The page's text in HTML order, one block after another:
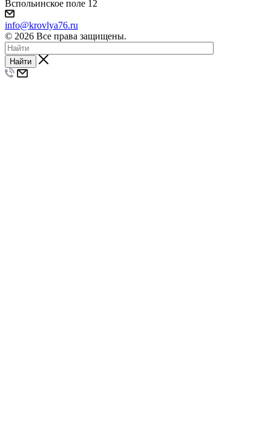
Вспольинское поле 12
info@krovlya76.ru
© 2026 Все права защищены.
Найти